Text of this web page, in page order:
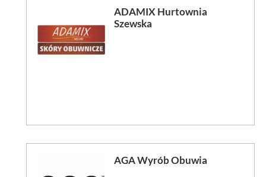
ADAMIX Hurtownia
Szewska
AGA Wyrób Obuwia